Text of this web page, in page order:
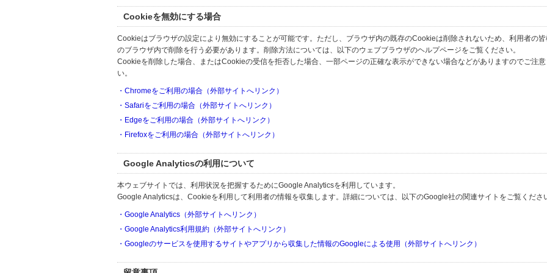
Cookieを無効にする場合
Cookieはブラウザの設定により無効にすることが可能です。ただし、ブラウザ内の既存のCookieは削除されないため、利用者の
のブラウザ内で削除を行う必要があります。削除方法については、以下のウェブブラウザのヘルプページをご覧ください。
Cookieを削除した場合、またはCookieの受信を拒否した場合、一部ページの正確な表示ができない場合などがありますのでご注意
い。
・Chromeをご利用の場合（外部サイトへリンク）
・Safariをご利用の場合（外部サイトへリンク）
・Edgeをご利用の場合（外部サイトへリンク）
・Firefoxをご利用の場合（外部サイトへリンク）
Google Analyticsの利用について
本ウェブサイトでは、利用状況を把握するためにGoogle Analyticsを利用しています。
Google Analyticsは、Cookieを利用して利用者の情報を収集します。詳細については、以下のGoogle社の関連サイトをご覧くださ
・Google Analytics（外部サイトへリンク）
・Google Analytics利用規約（外部サイトへリンク）
・Googleのサービスを使用するサイトやアプリから収集した情報のGoogleによる使用（外部サイトへリンク）